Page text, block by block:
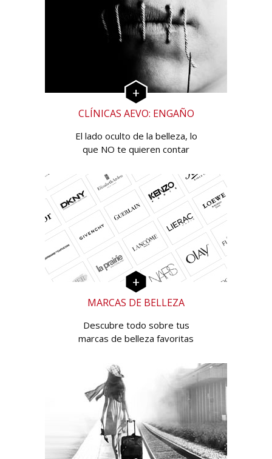
CLÍNICAS AEVO: ENGAÑO
El lado oculto de la belleza, lo
que NO te quieren contar
MARCAS DE BELLEZA
Descubre todo sobre tus
marcas de belleza favoritas